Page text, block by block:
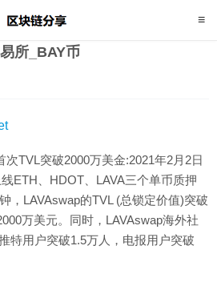
所_BAY币
次TVL突破2000万美金:2021年2月2日
ETH、HDOT、LAVA三个单币质押
，LAVAswap的TVL (总锁定价值)突破
万美元。同时，LAVAswap海外社
特用户突破1.5万人，电报用户突破